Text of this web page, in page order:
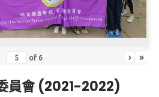
of 6 › »
員會 (2021-2022)